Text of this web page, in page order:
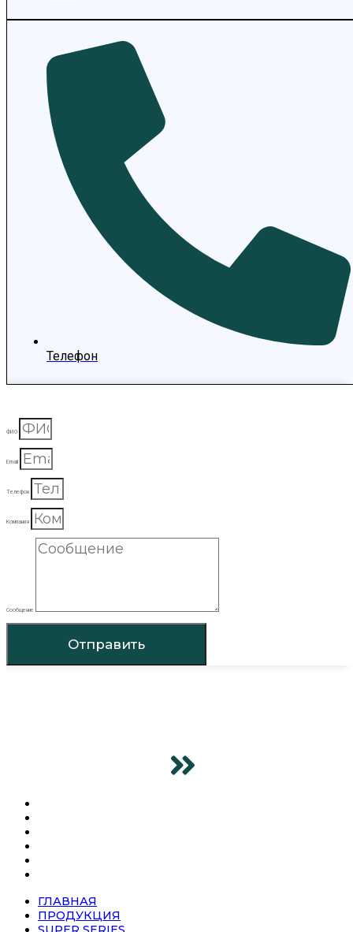
Телефон
ФИО
Email
Телефон
Компания
Сообщение
Отправить
ГЛАВНАЯ
ПРОДУКЦИЯ